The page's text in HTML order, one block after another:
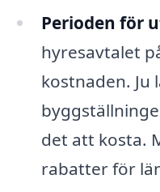
Perioden för
hyresavtalet
kostnaden. Ju
det att kosta.
rabatter för